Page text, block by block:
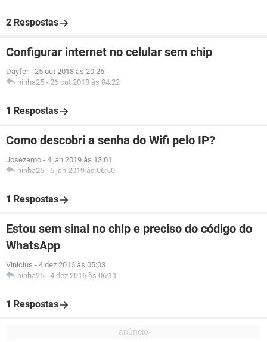
2 Respostas
Configurar internet no celular sem chip
Dayfer - 25 out 2018 às 20:26
ninha25 - 26 out 2018 às 04:22
1 Respostas
Como descobri a senha do Wifi pelo IP?
Josezamo - 4 jan 2019 às 13:01
ninha25 - 5 jan 2019 às 06:50
1 Respostas
Estou sem sinal no chip e preciso do código do
WhatsApp
Vinicius - 4 dez 2016 às 05:03
ninha25 - 4 dez 2016 às 06:11
1 Respostas